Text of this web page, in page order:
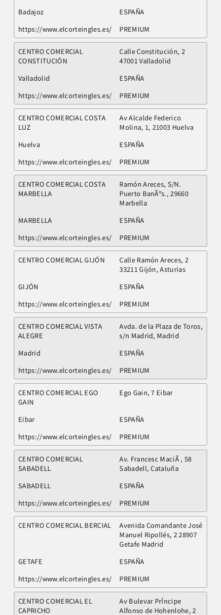
Badajoz
ESPAÑA
https://www.elcorteingles.es/
PREMIUM
CENTRO COMERCIAL
CONSTITUCIÓN
Calle Constitución, 2
47001 Valladolid
Valladolid
ESPAÑA
https://www.elcorteingles.es/
PREMIUM
CENTRO COMERCIAL COSTA
LUZ
Av Alcalde Federico
Molina, 1, 21003 Huelva
Huelva
ESPAÑA
https://www.elcorteingles.es/
PREMIUM
CENTRO COMERCIAL COSTA
MARBELLA
Ramón Areces, S/N.
Puerto BanÃºs., 29660
Marbella
MARBELLA
ESPAÑA
https://www.elcorteingles.es/
PREMIUM
CENTRO COMERCIAL GIJÓN
Calle Ramón Areces, 2
33211 Gijón, Asturias
GIJÓN
ESPAÑA
https://www.elcorteingles.es/
PREMIUM
CENTRO COMERCIAL VISTA
ALEGRE
Avda. de la Plaza de Toros,
s/n Madrid, Madrid
Madrid
ESPAÑA
https://www.elcorteingles.es/
PREMIUM
CENTRO COMERCIAL EGO
GAIN
Ego Gain, 7 Eibar
Eibar
ESPAÑA
https://www.elcorteingles.es/
PREMIUM
CENTRO COMERCIAL
SABADELL
Av. Francesc MaciÃ , 58
Sabadell, Cataluña
SABADELL
ESPAÑA
https://www.elcorteingles.es/
PREMIUM
CENTRO COMERCIAL BERCIAL
Avenida Comandante José
Manuel Ripollés, 2 28907
Getafe Madrid
GETAFE
ESPAÑA
https://www.elcorteingles.es/
PREMIUM
CENTRO COMERCIAL EL
CAPRICHO
Av Bulevar PrÍncipe
Alfonso de Hohenlohe, 2